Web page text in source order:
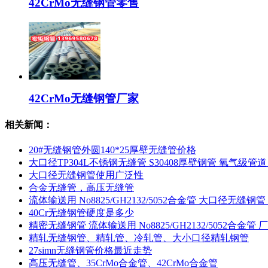
42CrMo无缝钢管零售
42CrMo无缝钢管厂家
相关新闻：
20#无缝钢管外圆140*25厚壁无缝管价格
大口径TP304L不锈钢无缝管 S30408厚壁钢管 氧气级管
大口径无缝钢管使用广泛性
合金无缝管，高压无缝管
流体输送用 No8825/GH2132/5052合金管 大口径无缝钢
40Cr无缝钢管硬度是多少
精密无缝钢管 流体输送用 No8825/GH2132/5052合金管
精轧无缝钢管、精轧管、冷轧管、大小口径精轧钢管
27simn无缝钢管价格最近走势
高压无缝管、35CrMo合金管、42CrMo合金管